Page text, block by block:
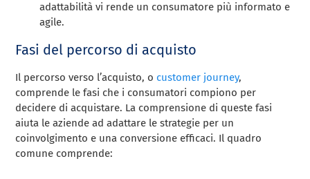
adattabilità vi rende un consumatore più informato e
agile.
Fasi del percorso di acquisto
Il percorso verso l’acquisto, o customer journey,
comprende le fasi che i consumatori compiono per
decidere di acquistare. La comprensione di queste fasi
aiuta le aziende ad adattare le strategie per un
coinvolgimento e una conversione efficaci. Il quadro
comune comprende: